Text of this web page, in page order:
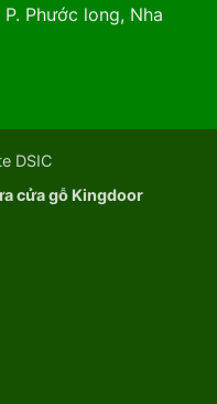
Phước long, Nha
DSIC
cửa gỗ Kingdoor